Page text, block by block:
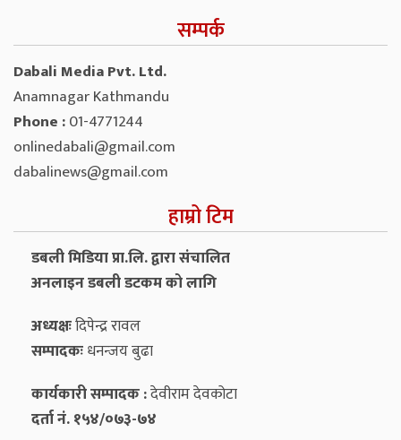
सम्पर्क
Dabali Media Pvt. Ltd.
Anamnagar Kathmandu
Phone :01-4771244
onlinedabali@gmail.com
dabalinews@gmail.com
हाम्रो टिम
डबली मिडिया प्रा.लि. द्वारा संचालित
अनलाइन डबली डटकम को लागि
अध्यक्षःदिपेन्द्र रावल
सम्पादकःधनन्‍जय बुढा
कार्यकारी सम्पादक :देवीराम देवकोटा
दर्ता नं. १५४/०७३-७४